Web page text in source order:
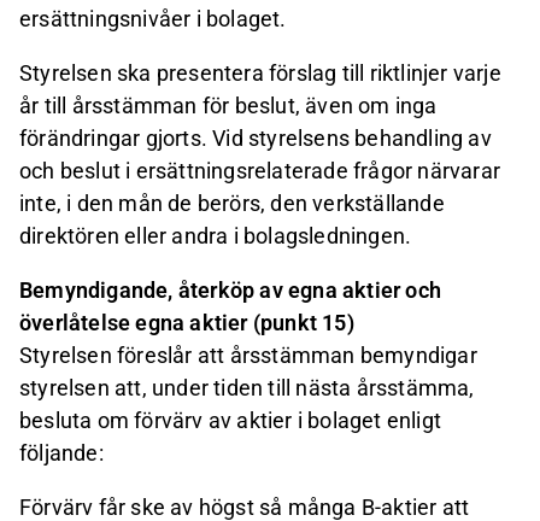
ersättningsnivåer i bolaget.
Styrelsen ska presentera förslag till riktlinjer varje
år till årsstämman för beslut, även om inga
förändringar gjorts. Vid styrelsens behandling av
och beslut i ersättningsrelaterade frågor närvarar
inte, i den mån de berörs, den verkställande
direktören eller andra i bolagsledningen.
Bemyndigande, återköp av egna aktier och
överlåtelse egna aktier (punkt 15)
Styrelsen föreslår att årsstämman bemyndigar
styrelsen att, under tiden till nästa årsstämma,
besluta om förvärv av aktier i bolaget enligt
följande:
Förvärv får ske av högst så många B-aktier att